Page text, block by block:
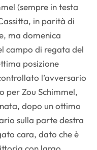
(sempre in testa
in parità di
ma domenica
campo di regata del
posizione
l’avversario
per Zou Schimmel,
dopo un ottimo
sulla parte destra
cara, dato che è